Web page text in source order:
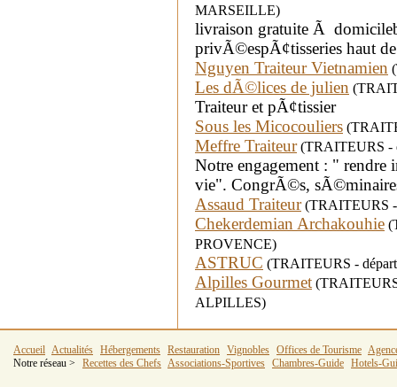
MARSEILLE)
livraison gratuite Ã
privÃ©espÃ¢tisseries haut
Nguyen Traiteur Vietnamien
Les dÃ©lices de julien
Traiteur et pÃ¢tissier
Sous les Micocouliers
Meffre Traiteur(TRAITEURS -
Notre engagement : "
vie". CongrÃ©s,
Assaud Traiteur(TRAITEURS -
Chekerdemian Archakouhie
PROVENCE)
ASTRUC (TRAITEURS -
Alpilles Gourmet
ALPILLES)
Accueil Actualités Hébergements Restauration Vignobles Offices de Tourisme
Notre réseau >
Recettes des Chefs Associations-Sportives Chambres-Guide Hotels-